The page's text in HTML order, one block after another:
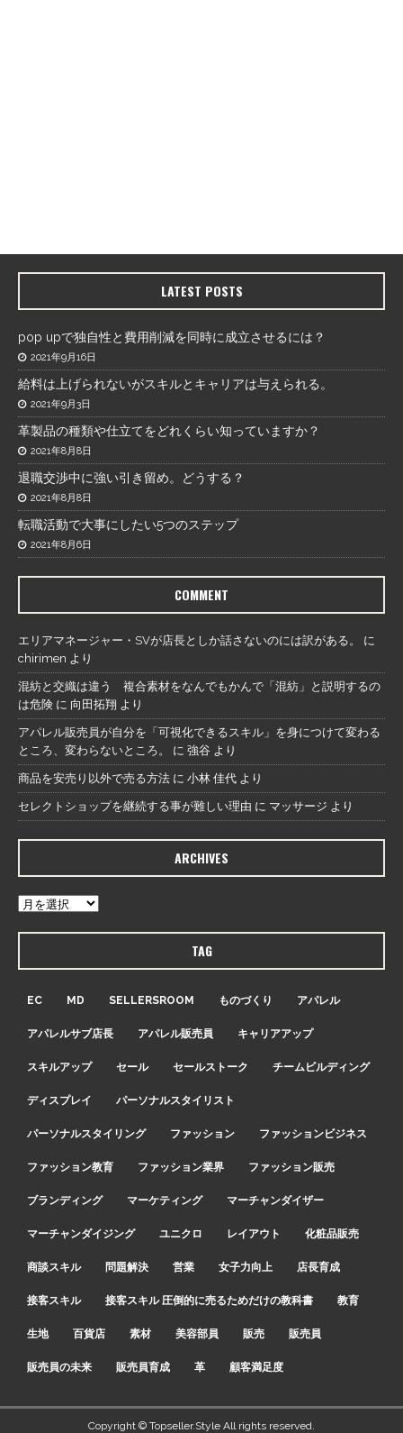
LATEST POSTS
pop upで独自性と費用削減を同時に成立させるには？
2021年9月16日
給料は上げられないがスキルとキャリアは与えられる。
2021年9月3日
革製品の種類や仕立てをどれくらい知っていますか？
2021年8月8日
退職交渉中に強い引き留め。どうする？
2021年8月8日
転職活動で大事にしたい5つのステップ
2021年8月6日
COMMENT
エリアマネージャー・SVが店長としか話さないのには訳がある。
に
chirimen より
混紡と交織は違う 複合素材をなんでもかんで「混紡」と説明するの
は危険 に 向田拓翔 より
アパレル販売員が自分を「可視化できるスキル」を身につけて変わる
ところ、変わらないところ。
に 強谷 より
商品を安売り以外で売る方法 に 小林 佳代 より
セレクトショップを継続する事が難しい理由 に マッサージ より
ARCHIVES
TAG
EC MD SELLERSROOM ものづくり アパレル
アパレルサブ店長 アパレル販売員 キャリアアップ
スキルアップ セール セールストーク チームビルディング
ディスプレイ パーソナルスタイリスト
パーソナルスタイリング ファッション ファッションビジネス
ファッション教育 ファッション業界 ファッション販売
ブランディング マーケティング マーチャンダイザー
マーチャンダイジング ユニクロ レイアウト 化粧品販売
商談スキル 問題解決 営業 女子力向上 店長育成
接客スキル 接客スキル 圧倒的に売るためだけの教科書 教育
生地 百貨店 素材 美容部員 販売 販売員
販売員の未来 販売員育成 革 顧客満足度
Copyright © Topseller.Style All rights reserved.